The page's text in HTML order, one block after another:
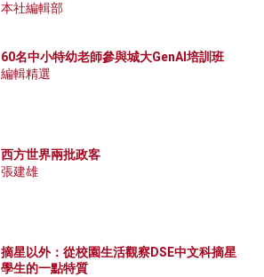
本社編輯部
60名中小特幼老師參與城大GenAI培訓班
編輯精選
西方世界兩批政客
張建雄
摘星以外：從校園生活觀察DSE中文科摘星
學生的一點特質